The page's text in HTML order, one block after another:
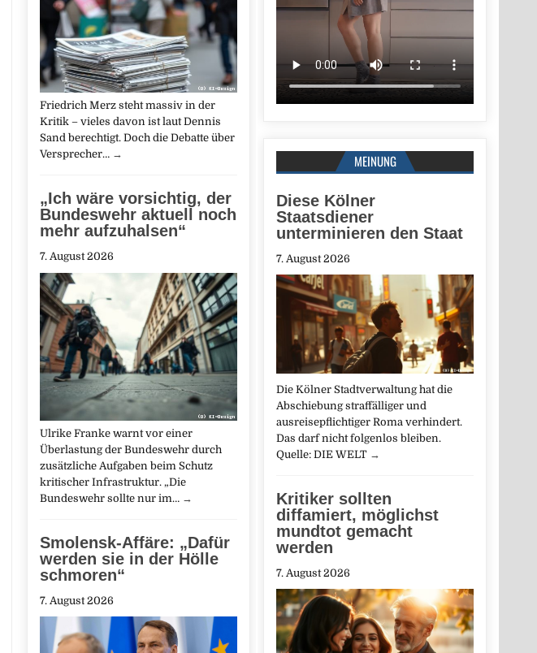
MEINUNG
Diese Kölner
Staatsdiener
unterminieren den Staat
7. August 2026
Die Kölner Stadtverwaltung hat die
Abschiebung straffälliger und
ausreisepflichtiger Roma verhindert.
Das darf nicht folgenlos bleiben.
Quelle: DIE WELT →
Kritiker sollten
diffamiert, möglichst
mundtot gemacht
werden
7. August 2026
Friedrich Merz steht massiv in der
Kritik – vieles davon ist laut Dennis
Sand berechtigt. Doch die Debatte über
Versprecher… →
„Ich wäre vorsichtig, der
Bundeswehr aktuell noch
mehr aufzuhalsen“
7. August 2026
Ulrike Franke warnt vor einer
Überlastung der Bundeswehr durch
zusätzliche Aufgaben beim Schutz
kritischer Infrastruktur. „Die
Bundeswehr sollte nur im… →
Smolensk-Affäre: „Dafür
werden sie in der Hölle
schmoren“
7. August 2026